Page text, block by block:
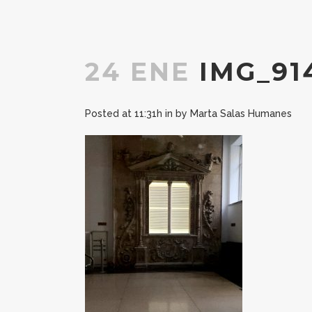
24 ENE
Posted at 11:31h in by Marta Salas Humanes